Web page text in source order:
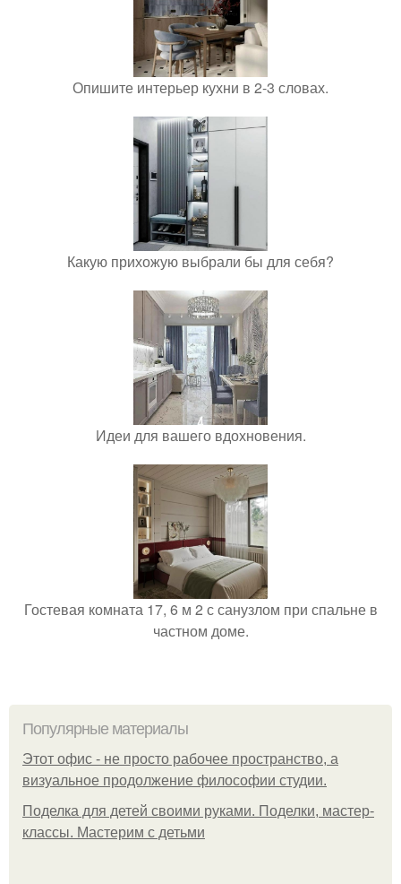
Опишите интерьер кухни в 2-3 словах.
Какую прихожую выбрали бы для себя?
Идеи для вашего вдохновения.
Гостевая комната 17, 6 м 2 с санузлом при спальне в
частном доме.
Популярные материалы
Этот офис - не просто рабочее пространство, а
визуальное продолжение философии студии.
Поделка для детей своими руками. Поделки, мастер-
классы. Мастерим с детьми